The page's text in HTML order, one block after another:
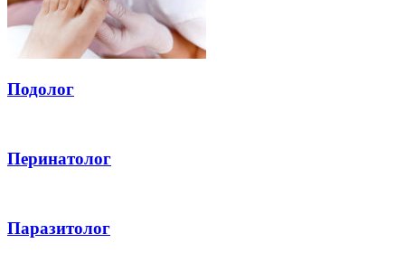
Подолог
Перинатолог
Паразитолог